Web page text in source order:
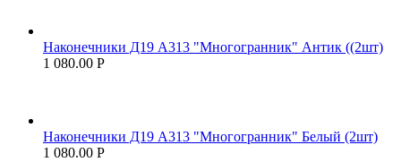
Наконечники Д19 А313 "Многогранник" Антик ((2шт)
1 080.00 Р
Наконечники Д19 А313 "Многогранник" Белый (2шт)
1 080.00 Р